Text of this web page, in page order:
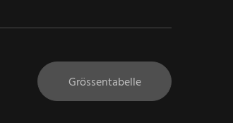
Grössentabelle